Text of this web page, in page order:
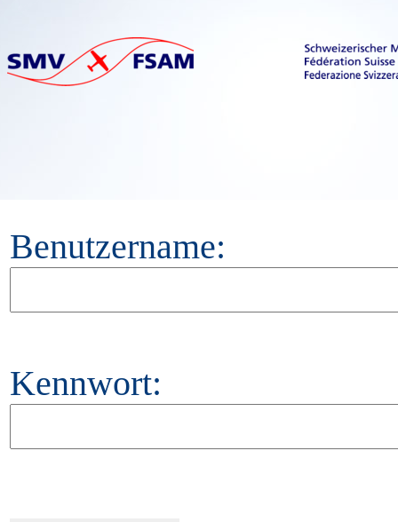
Benutzername:
Kennwort: